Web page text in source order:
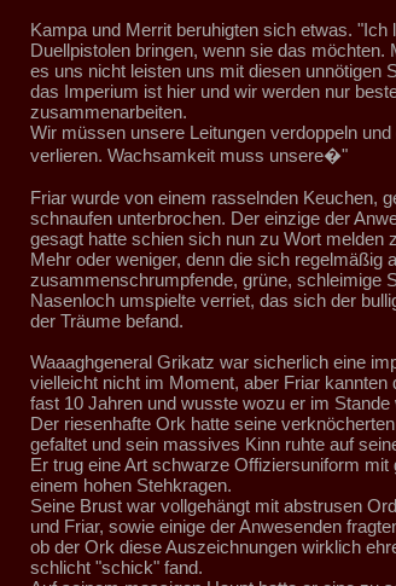
Kampa und Merrit beruhigten sich etwas. "Ich
Duellpistolen bringen, wenn sie das möchten.
es uns nicht leisten uns mit diesen unnötigen
das Imperium ist hier und wir werden nur
zusammenarbeiten.
Wir müssen unsere Leitungen verdoppeln
verlieren. Wachsamkeit muss unsere�"
Friar wurde von einem rasselnden Keuchen,
schnaufen unterbrochen. Der einzige der
gesagt hatte schien sich nun zu Wort melden
Mehr oder weniger, denn die sich regelmäßig
zusammenschrumpfende, grüne, schleimige
Nasenloch umspielte verriet, das sich der
der Träume befand.
Waaaghgeneral Grikatz war sicherlich eine
vielleicht nicht im Moment, aber Friar kannten
fast 10 Jahren und wusste wozu er im Stande
Der riesenhafte Ork hatte seine
gefaltet und sein massives Kinn ruhte auf
Er trug eine Art schwarze Offiziersuniform mit
einem hohen Stehkragen.
Seine Brust war vollgehängt mit abstrusen
und Friar, sowie einige der Anwesenden
ob der Ork diese Auszeichnungen wirklich
schlicht "schick" fand.